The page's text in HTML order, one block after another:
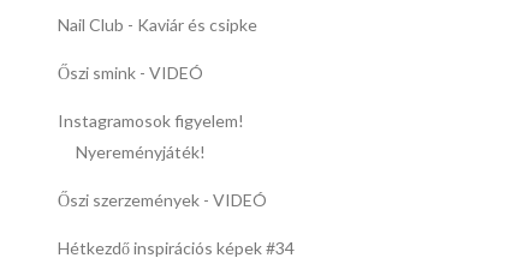
Nail Club - Kaviár és csipke
Őszi smink - VIDEÓ
Instagramosok figyelem!
Nyereményjáték!
Őszi szerzemények - VIDEÓ
Hétkezdő inspirációs képek #34